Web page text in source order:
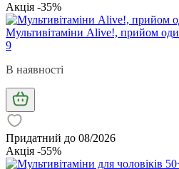
Акція -35%
Мультивітаміни Alive!, прийом
9
В наявності
Придатний до 08/2026
Акція -55%